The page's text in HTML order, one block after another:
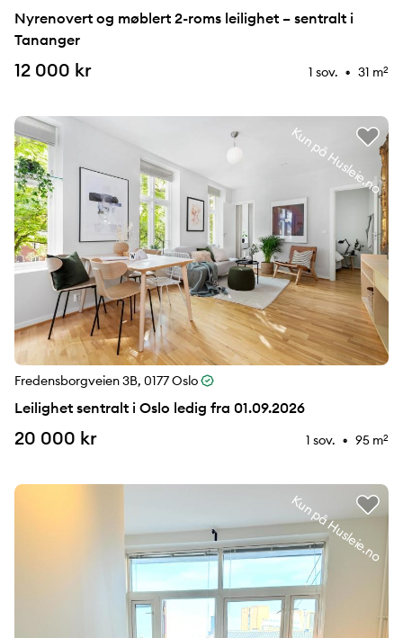
Nyrenovert og møblert 2-roms leilighet – sentralt i
Tananger
12 000 kr 1 sov. ⚉ 31 m2
Fredensborgveien 3B, 0177 Oslo
Leilighet sentralt i Oslo ledig fra 01.09.2026
20 000 kr 1 sov. ⚉ 95 m2
Kun på Husleie.no
Kun på Husleie.no